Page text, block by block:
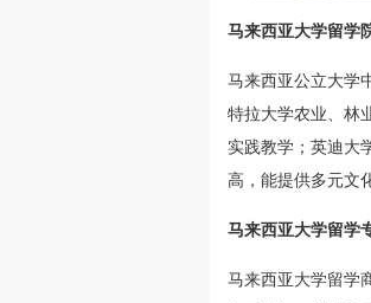
马来西亚大学留学
马来西亚公立大学
特拉大学农业、林
实践教学；英迪大
高，能提供多元文
马来西亚大学留学
马来西亚大学留学